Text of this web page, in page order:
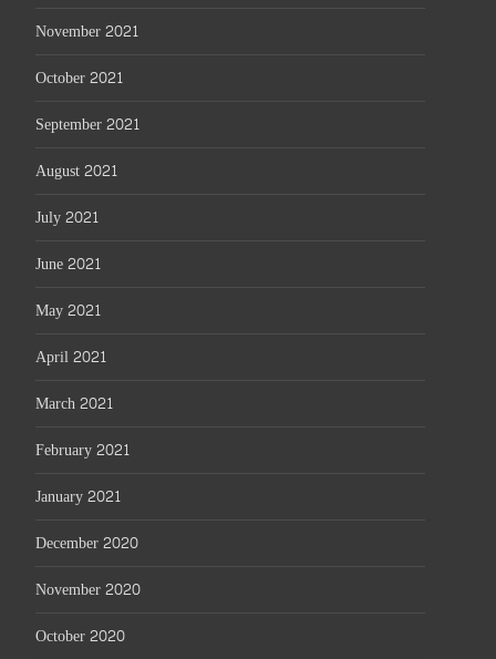
November 2021
October 2021
September 2021
August 2021
July 2021
June 2021
May 2021
April 2021
March 2021
February 2021
January 2021
December 2020
November 2020
October 2020